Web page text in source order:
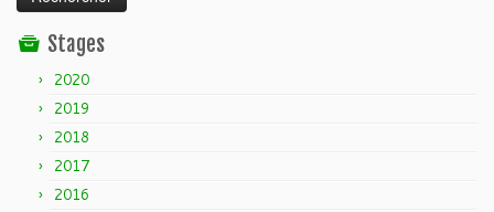
Stages
2020
2019
2018
2017
2016